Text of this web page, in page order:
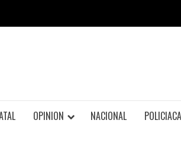
OPINION NACIONAL POLICIACA